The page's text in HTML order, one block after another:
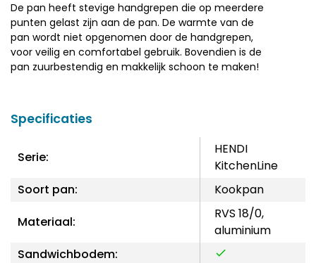
De pan heeft stevige handgrepen die op meerdere
punten gelast zijn aan de pan. De warmte van de
pan wordt niet opgenomen door de handgrepen,
voor veilig en comfortabel gebruik. Bovendien is de
pan zuurbestendig en makkelijk schoon te maken!
Specificaties
Serie:
HENDI
KitchenLine
Soort pan:
Kookpan
Materiaal:
RVS 18/0,
aluminium
Sandwichbodem: